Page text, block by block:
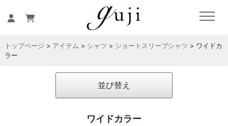
トップページ > アイテム > シャツ > ショートスリーブシャツ > ワイドカ
ラー
並び替え
ワイドカラー